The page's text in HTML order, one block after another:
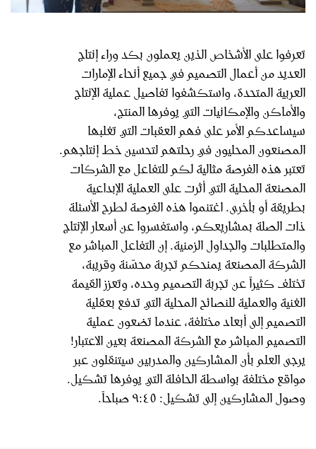
تعرفوا على الأشخاص الذين يعملون بكد وراء إنتاج
العديد من أعمال التصميم في جميع أنحاء الإمارات
العربية المتحدة، واستكشفوا تفاصيل عملية الإنتاج
والأماكن والإمكانيات التي يوفرها المنتج،
سيساعدكم الأمر على فهم العقبات التي تغلبها
المصنعون المحليون في رحلتهم لتحسين خط إنتاجهم.
تعتبر هذه الفرصة مثالية لكم للتفاعل مع الشركات
المصنعة المحلية التي أثرت على العملية الإبداعية
بطريقة أو بأخرى. اغتنموا هذه الفرصة لطرح الأسئلة
ذات الصلة بمشاريعكم، واستفسروا عن أسعار الإنتاج
والمتطلبات والجداول الزمنية. إن التفاعل المباشر مع
الشركة المصنعة يمنحكم تجربة محسّنة وقريبة،
تختلف كثيراً عن تجربة التصميم وحده، وتعزز القيمة
الغنية والعملية للنصائح المحلية التي تدفع بعقلية
التصميم إلى أبعاد مختلفة، عندما تضعون عملية
التصميم المباشر مع الشركة المصنعة بعين الاعتبار!
يرجى العلم بأن المشاركين والمدربين سيتنقلون عبر
مواقع مختلفة بواسطة الحافلة التي يوفرها تشكيل.
وصول المشاركين إلى تشكيل: ٩:٤٥ صباحاً.